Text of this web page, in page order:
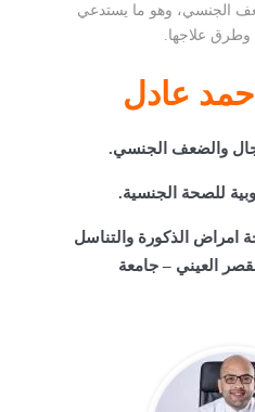
الجنسي، وهو ما يستدعي
علاجها.
عادل
والضعف الجنسي.
للصحة الجنسية.
امراض الذكورة والتناسل
العيني – جامعة